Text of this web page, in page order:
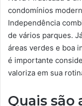
condomínios
Independência
de vários parques.
áreas verdes e boa
é importante
valoriza em sua
Quais são